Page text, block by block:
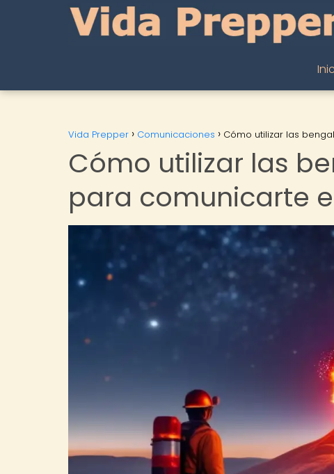
Vida Prepper Comunicaciones Cómo utilizar las
Cómo utilizar las
para comunicarte